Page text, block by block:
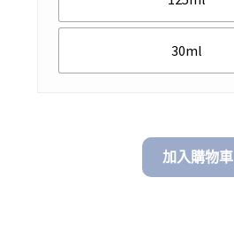
30ml
加入購物車